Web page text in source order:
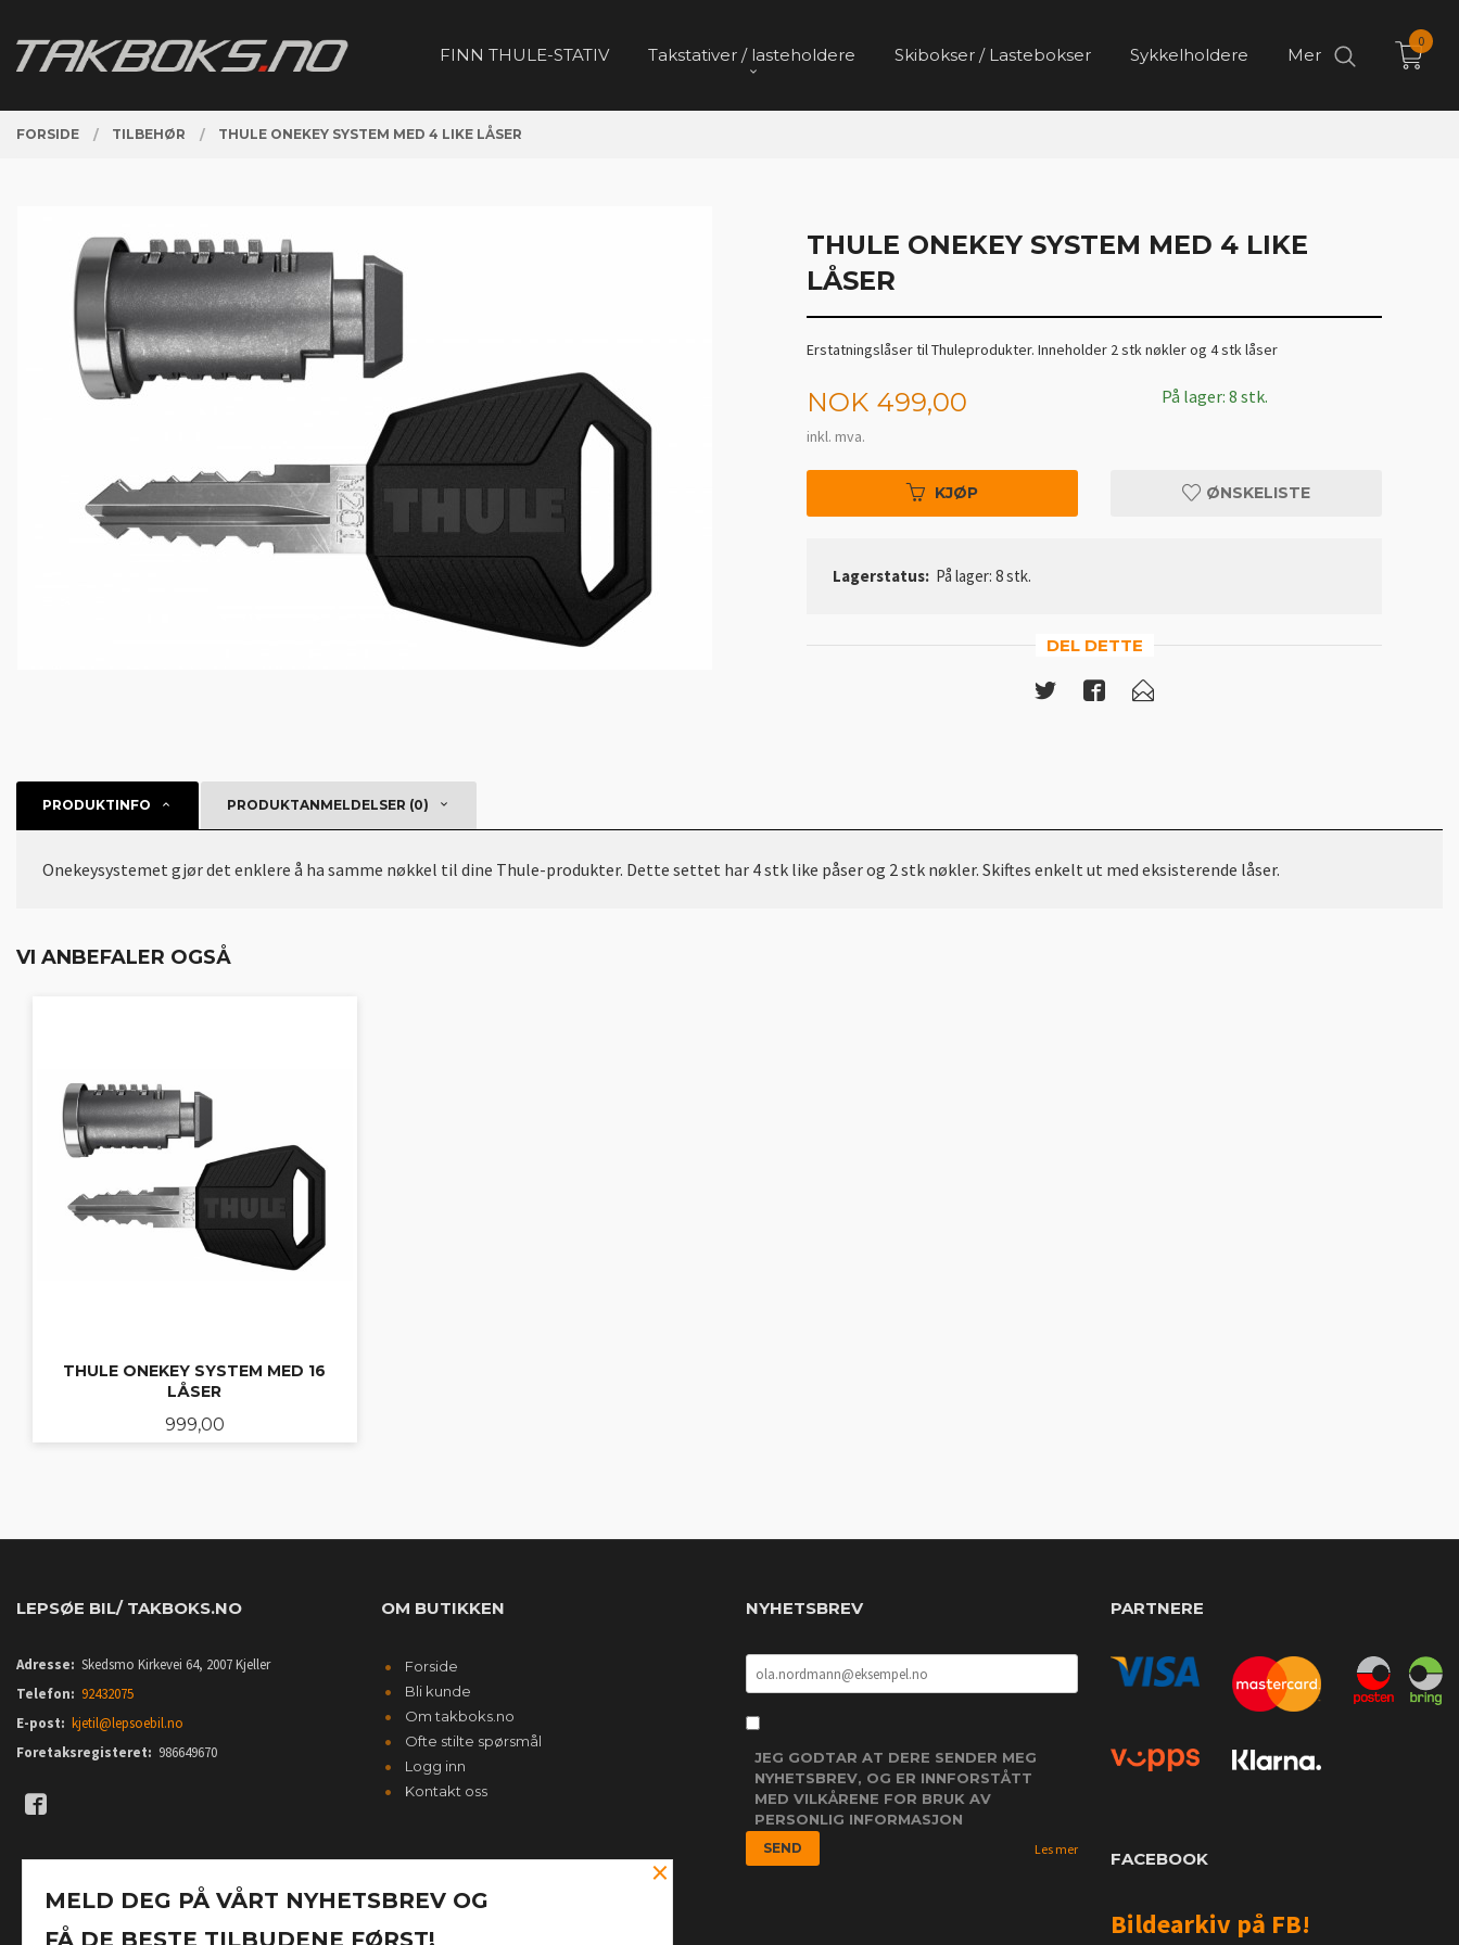
innholdet
FINN THULE-STATIV Takstativer / lasteholdere Skibokser / Lastebokser Sykkelholdere Mer
0
FORSIDE TILBEHØR THULE ONEKEY SYSTEM MED 4 LIKE LÅSER
THULE ONEKEY SYSTEM MED 4 LIKE
LÅSER
Erstatningslåser til Thuleprodukter. Inneholder 2 stk nøkler og 4 stk låser
Pris
NOK 499,00
inkl. mva.
På lager: 8 stk.
KJØP ØNSKELISTE
Lagerstatus: På lager: 8 stk.
DEL DETTE
PRODUKTINFO PRODUKTANMELDELSER (0)
Onekeysystemet gjør det enklere å ha samme nøkkel til dine Thule-produkter. Dette settet har 4 stk like påser og 2 stk nøkler. Skiftes enkelt ut med eksisterende låser.
VI ANBEFALER OGSÅ
THULE ONEKEY SYSTEM MED 16
LÅSER
Pris
999,00
LEPSØE BIL/ TAKBOKS.NO
Adresse: Skedsmo Kirkevei 64, 2007 Kjeller
Telefon: 92432075
E-post: kjetil@lepsoebil.no
Foretaksregisteret: 986649670
OM BUTIKKEN
Forside
Bli kunde
Om takboks.no
Ofte stilte spørsmål
Logg inn
Kontakt oss
NYHETSBREV
JEG GODTAR AT DERE SENDER MEG
NYHETSBREV, OG ER INNFORSTÅTT
MED VILKÅRENE FOR BRUK AV
PERSONLIG INFORMASJON
Les mer
PARTNERE
FACEBOOK
Bildearkiv på FB!
×
MELD DEG PÅ VÅRT NYHETSBREV OG
FÅ DE BESTE TILBUDENE FØRST!